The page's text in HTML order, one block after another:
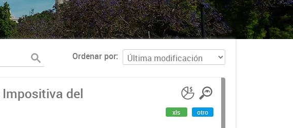
Ordenar por
del
xls otro